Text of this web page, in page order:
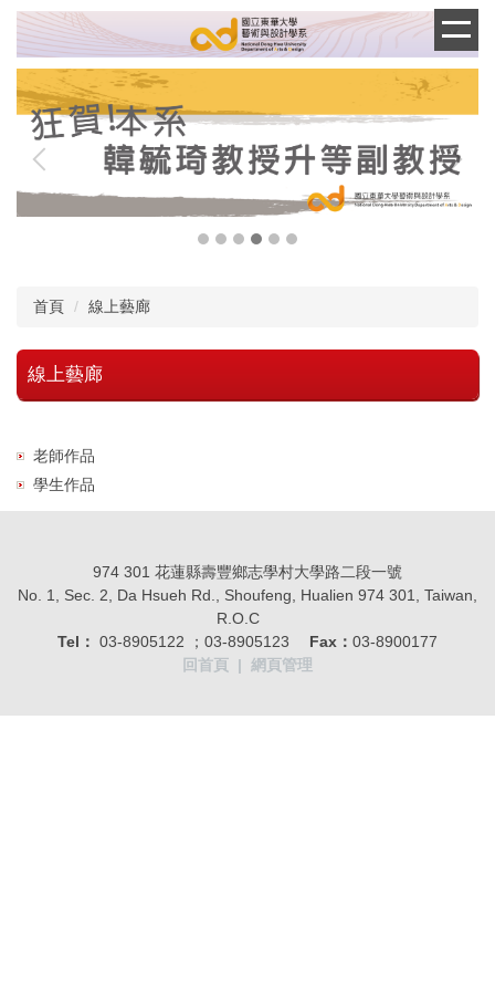
跳
到
主
內
首頁 線上藝廊
線上藝廊
老師作品
學生作品
974 301 花蓮縣壽豐鄉志學村大學路二段一號
No. 1, Sec. 2, Da Hsueh Rd., Shoufeng, Hualien 974 301, Taiwan,
R.O.C
Tel： 03-8905122 ；03-8905123 Fax： 03-8900177
回首頁 | 網頁管理